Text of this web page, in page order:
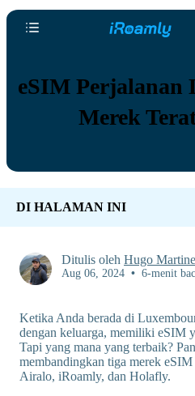
eSIM Perjalanan
Merek
DI HALAMAN INI
Ditulis oleh Hugo
Aug 06, 2024 • 6-menit
Ketika Anda berada di
dengan keluarga, memiliki eSIM
Tapi yang mana yang terbaik?
membandingkan tiga merek
Airalo, iRoamly, dan Holafly.